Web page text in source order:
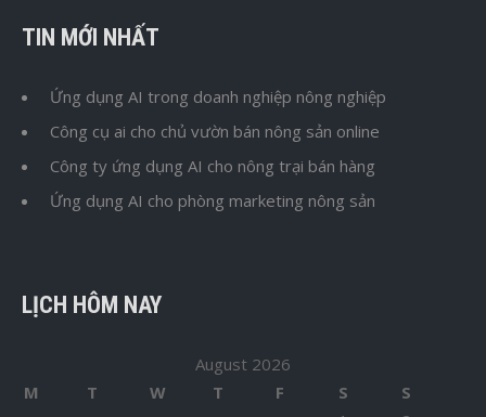
TIN MỚI NHẤT
Ứng dụng AI trong doanh nghiệp nông nghiệp
Công cụ ai cho chủ vườn bán nông sản online
Công ty ứng dụng AI cho nông trại bán hàng
Ứng dụng AI cho phòng marketing nông sản
LỊCH HÔM NAY
August 2026
M
T W T F S
S